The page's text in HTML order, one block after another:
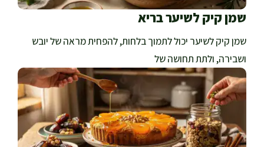
שמן קיק לשיער בריא
שמן קיק לשיער יכול לתמוך בלחות, להפחית מראה של יובש
ושבירה, ולתת תחושה של